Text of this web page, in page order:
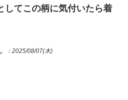
してこの柄に気付いたら着
：2025/08/07(木)